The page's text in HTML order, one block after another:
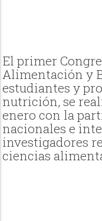
El primer
Alimentación y
estudiantes y
nutrición, se
enero con la
nacionales e
investigadores
ciencias